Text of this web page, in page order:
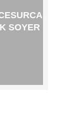
SOYER